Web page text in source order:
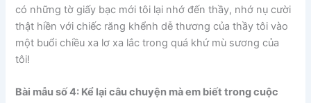
có những tờ giấy bạc mới tôi lại nhớ đến thầy, nhớ nụ cười
thật hiền với chiếc răng khểnh dễ thương của thầy tôi vào
một buổi chiều xa lơ xa lắc trong quá khứ mù sương của
tôi!
Bài mẫu số 4: Kể lại câu chuyện mà em biết trong cuộc